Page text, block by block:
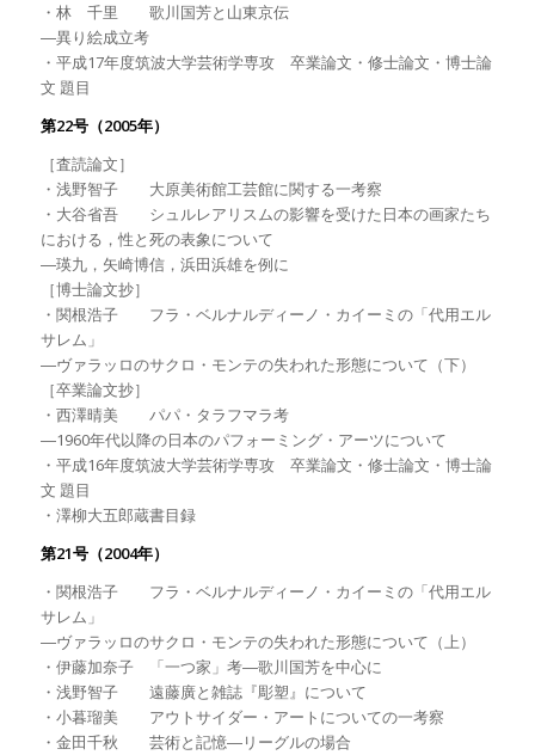
・林 千里 歌川国芳と山東京伝
―異り絵成立考
・平成17年度筑波大学芸術学専攻 卒業論文・修士論文・博士論
文 題目
第22号（2005年）
［査読論文］
・浅野智子 大原美術館工芸館に関する一考察
・大谷省吾 シュルレアリスムの影響を受けた日本の画家たち
における，性と死の表象について
―瑛九，矢崎博信，浜田浜雄を例に
［博士論文抄］
・関根浩子 フラ・ベルナルディーノ・カイーミの「代用エル
サレム」
―ヴァラッロのサクロ・モンテの失われた形態について（下）
［卒業論文抄］
・西澤晴美 パパ・タラフマラ考
―1960年代以降の日本のパフォーミング・アーツについて
・平成16年度筑波大学芸術学専攻 卒業論文・修士論文・博士論
文 題目
・澤柳大五郎蔵書目録
第21号（2004年）
・関根浩子 フラ・ベルナルディーノ・カイーミの「代用エル
サレム」
―ヴァラッロのサクロ・モンテの失われた形態について（上）
・伊藤加奈子 「一つ家」考―歌川国芳を中心に
・浅野智子 遠藤廣と雑誌『彫塑』について
・小暮瑠美 アウトサイダー・アートについての一考察
・金田千秋 芸術と記憶―リーグルの場合